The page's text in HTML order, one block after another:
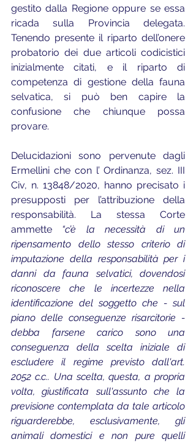
gestito dalla Regione oppure se essa
ricada sulla Provincia delegata.
Tenendo presente il riparto dell’onere
probatorio dei due articoli codicistici
inizialmente citati, e il riparto di
competenza di gestione della fauna
selvatica, si può ben capire la
confusione che chiunque possa
provare.
Delucidazioni sono pervenute dagli
Ermellini che con l’ Ordinanza, sez. III
Civ, n. 13848/2020, hanno precisato i
presupposti per l’attribuzione della
responsabilità. La stessa Corte
ammette “c’è la necessità di un
ripensamento dello stesso criterio di
imputazione della responsabilità per i
danni da fauna selvatici, dovendosi
riconoscere che le incertezze nella
identificazione del soggetto che - sul
piano delle conseguenze risarcitorie -
debba farsene carico sono una
conseguenza della scelta iniziale di
escludere il regime previsto dall'art.
2052 c.c.. Una scelta, questa, a propria
volta, giustificata sull'assunto che la
previsione contemplata da tale articolo
riguarderebbe, esclusivamente, gli
animali domestici e non pure quelli